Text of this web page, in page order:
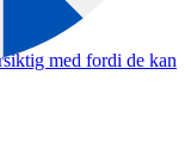
med fordi de kan